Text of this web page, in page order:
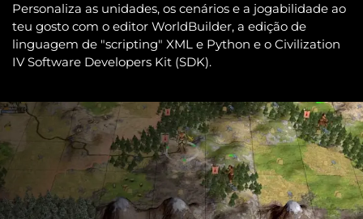
Personaliza as unidades, os cenários e a jogabilidade ao
teu gosto com o editor WorldBuilder, a edição de
linguagem de "scripting" XML e Python e o Civilization
IV Software Developers Kit (SDK).